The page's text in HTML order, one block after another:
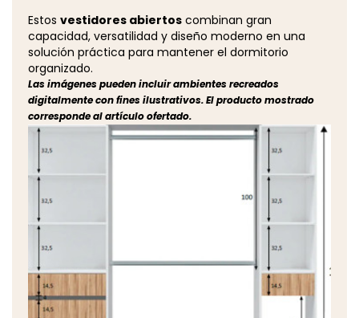
Estos vestidores abiertos combinan gran
capacidad, versatilidad y diseño moderno en una
solución práctica para mantener el dormitorio
organizado.
Las imágenes pueden incluir ambientes recreados
digitalmente con fines ilustrativos. El producto mostrado
corresponde al artículo ofertado.